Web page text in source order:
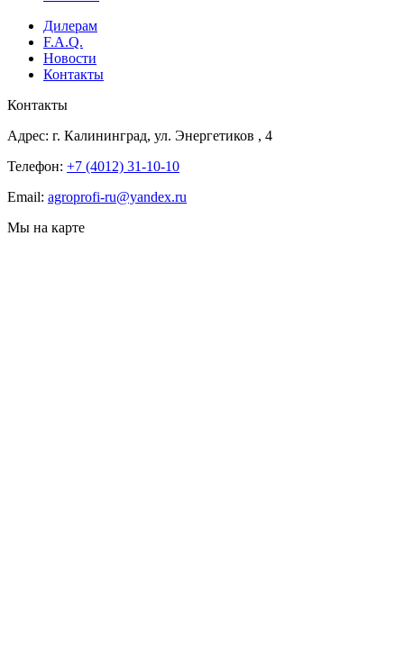
Дилерам
F.A.Q.
Новости
Контакты
Контакты
Адрес: г. Калининград, ул. Энергетиков , 4
Телефон: +7 (4012) 31-10-10
Email: agroprofi-ru@yandex.ru
Мы на карте